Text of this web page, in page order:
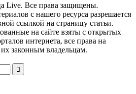
Live. Все права защищены.
с нашего ресурса разрешается
ссылкой на страницу статьи.
на сайте взяты с открытых
интернета, все права на
законным владельцам.